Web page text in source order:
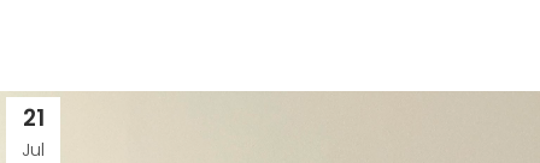
21
Jul